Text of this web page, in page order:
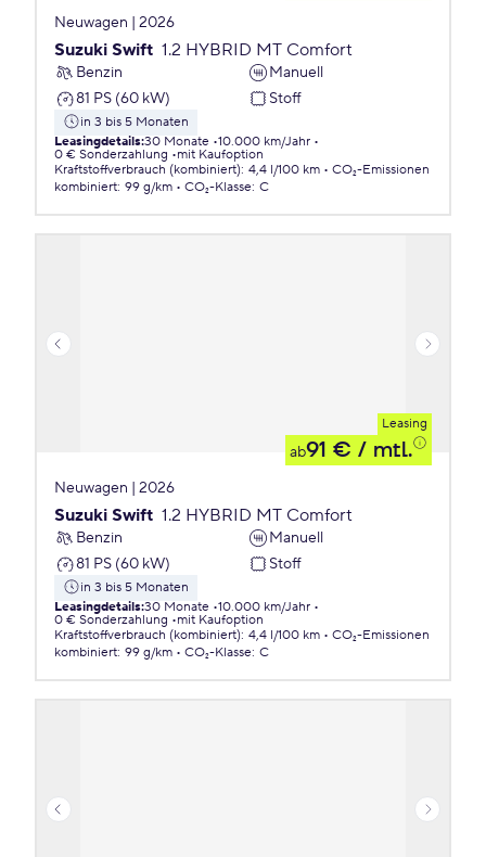
Neuwagen | 2026
Suzuki Swift 1.2 HYBRID MT Comfort
Benzin
Manuell
81 PS (60 kW)
Stoff
in 3 bis 5 Monaten
Leasingdetails:30 Monate 10.000 km/Jahr
0 € Sonderzahlung
mit Kaufoption
Kraftstoffverbrauch (kombiniert): 4,4 l/100 km
CO₂-Emissionen
kombiniert: 99 g/km CO₂-Klasse: C
Leasing
ab91 € / mtl.
Neuwagen | 2026
Suzuki Swift 1.2 HYBRID MT Comfort
Benzin
Manuell
81 PS (60 kW)
Stoff
in 3 bis 5 Monaten
Leasingdetails:30 Monate 10.000 km/Jahr
0 € Sonderzahlung
mit Kaufoption
Kraftstoffverbrauch (kombiniert): 4,4 l/100 km
CO₂-Emissionen
kombiniert: 99 g/km CO₂-Klasse: C